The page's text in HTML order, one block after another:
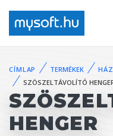
CÍMLAP TERMÉKEK
SZÖSZELTÁVOLÍTÓ
HENGER